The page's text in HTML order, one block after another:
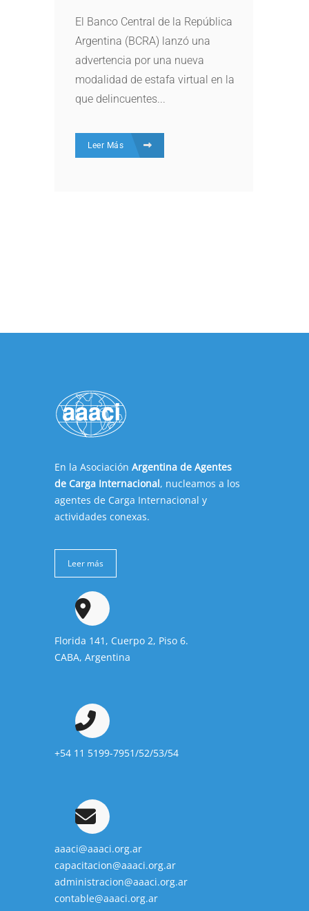
El Banco Central de la República
Argentina (BCRA) lanzó una
advertencia por una nueva
modalidad de estafa virtual en la
que delincuentes...
Leer Más
En la Asociación Argentina de Agentes
de Carga Internacional, nucleamos a los
agentes de Carga Internacional y
actividades conexas.
Leer más
Florida 141, Cuerpo 2, Piso 6.
CABA, Argentina
+54 11 5199-7951/52/53/54
aaaci@aaaci.org.ar
capacitacion@aaaci.org.ar
administracion@aaaci.org.ar
contable@aaaci.org.ar